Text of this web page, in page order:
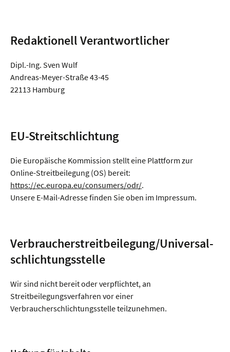
Redaktionell Verantwortlicher
Dipl.-Ing. Sven Wulf
Andreas-Meyer-Straße 43-45
22113 Hamburg
EU-Streitschlichtung
Die Europäische Kommission stellt eine Plattform zur
Online-Streitbeilegung (OS) bereit:
https://ec.europa.eu/consumers/odr/.
Unsere E-Mail-Adresse finden Sie oben im Impressum.
Verbraucher­streit­beilegung/Universal­
schlichtungs­stelle
Wir sind nicht bereit oder verpflichtet, an
Streitbeilegungsverfahren vor einer
Verbraucherschlichtungsstelle teilzunehmen.